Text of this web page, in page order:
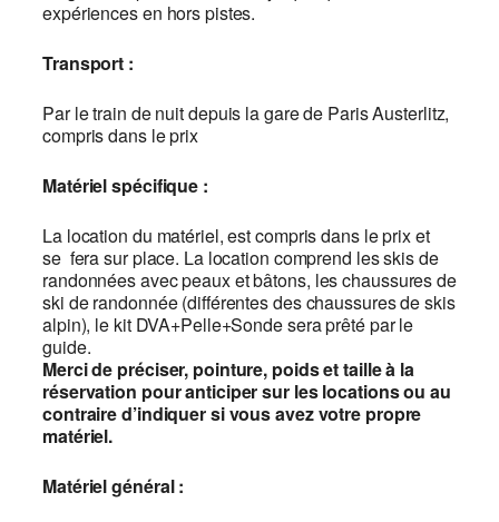
expériences en hors pistes.
Transport :
Par le train de nuit depuis la gare de Paris Austerlitz,
compris dans le prix
Matériel spécifique :
La location du matériel, est compris dans le prix et
se fera sur place. La location comprend les skis de
randonnées avec peaux et bâtons, les chaussures de
ski de randonnée (différentes des chaussures de skis
alpin), le kit DVA+Pelle+Sonde sera prêté par le
guide.
Merci de préciser, pointure, poids et taille à la
réservation pour anticiper sur les locations ou au
contraire d’indiquer si vous avez votre propre
matériel.
Matériel général :